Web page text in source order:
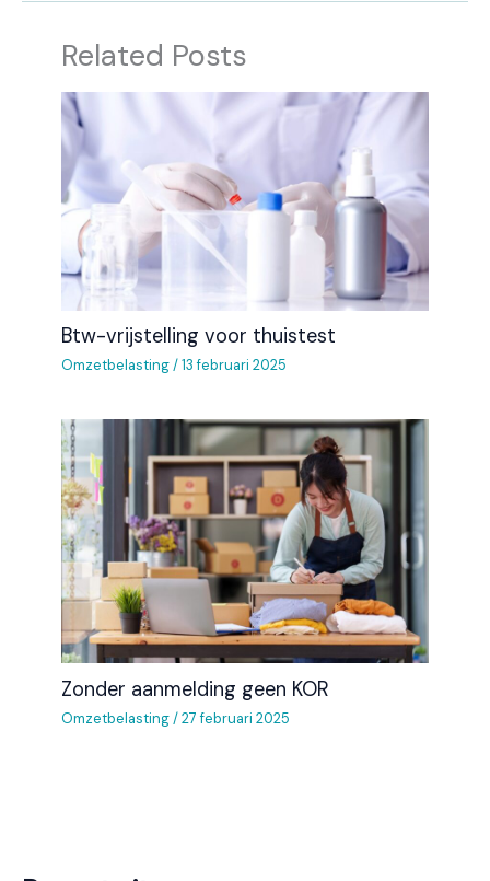
Related Posts
Btw-vrijstelling voor thuistest
Omzetbelasting/13 februari 2025
Zonder aanmelding geen KOR
Omzetbelasting/27 februari 2025